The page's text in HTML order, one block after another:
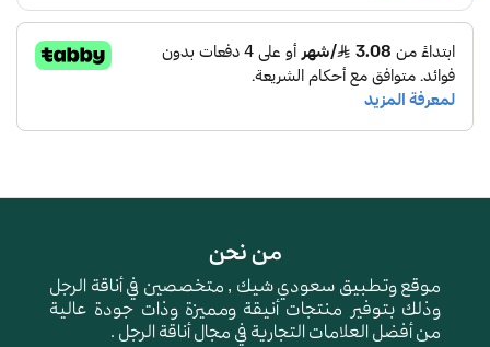
من نحن
موقع وتطبيق سعودي شيك , متخصصين في أناقة الرجل
وذلك بتوفير منتجات أنيقة ومميزة وذات جودة عالية
من أفضل العلامات التجارية في مجال أناقة الرجل .